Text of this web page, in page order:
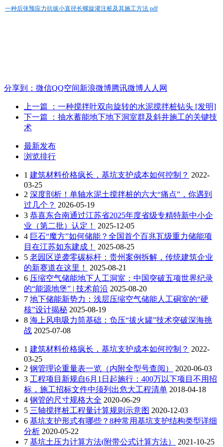
一种后张预应力抗拔小直径长螺旋灌注桩及其施工方法.pdf
分享到： 微信QQ空间新浪微博腾讯微博人人网
上一篇
：一种搅拌叶双向旋转的水泥搅拌桩钻头 [发明]
下一篇
：抽水蓄能地下地下洞室群及斜井施工的关键技
术
最新发布
浏览排行
1 建筑材料价格疯长，基坑支护成本如何控制？ 2022-
03-25
2 深度剖析！单轴水泥土搅拌桩的六大“痛点”，你遇到
过几个？ 2026-05-19
3 恭喜东合南通过江苏省2025年度省级专精特新中小企
业（第二批）认定！
2025-12-05
4 巨石“魔方”如何储能？全国首个百兆瓦级重力储能项
目在江苏如东建成！
2025-08-25
5 老园区逆袭零碳标杆：贵州案例拆解，传统建筑企业
的新赛道在这里！
2025-08-21
6 压缩空气储能地下人工洞室：中国突破五项世界纪录
的“能源地堡” | 技术前沿 2025-08-20
7 地下储能新势力：浅层压缩空气储能人工硐室的“硬
核”设计揭秘 2025-08-19
8 海上风电吸力筒基础：负压“拔火罐”技术突破深海挑
战 2025-07-08
1 建筑材料价格疯长，基坑支护成本如何控制？ 2022-
03-25
2 钢管理论重量表一览（内附全型号查阅）
2020-06-03
3 工程项目新规自6月1日起施行：400万以下项目不用招
标，施工招标文件中须列出危大工程清单 2018-04-18
4 钢管的尺寸规格大全 2020-06-29
5 三轴搅拌桩工程量计算规则示意图 2020-12-03
6 基坑支护形式有哪些？8种常用基坑支护结构类型详细
分析 2020-05-22
7 基坑土压力计算方法(附带公式计算方法） 2021-10-25